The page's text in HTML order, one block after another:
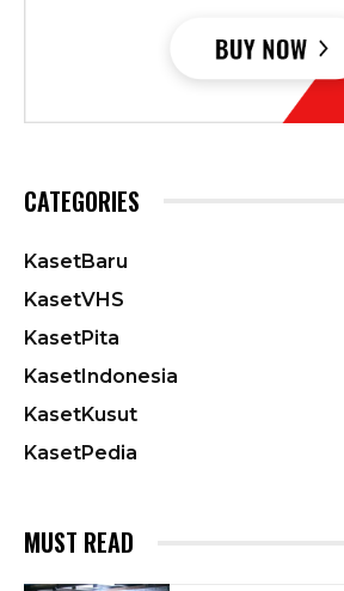
CATEGORIES
KasetBaru
KasetVHS
KasetPita
KasetIndonesia
KasetKusut
KasetPedia
MUST READ